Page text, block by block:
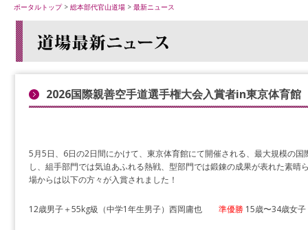
ポータルトップ> 総本部代官山道場 > 最新ニュース
2026国際親善空手道選手権大会入賞者in東京体育館
5月5日、6日の2日間にかけて、東京体育館にて開催される、最大規模の
し、組手部門では気迫あふれる熱戦、型部門では鍛錬の成果が表れた素晴
場からは以下の方々が入賞されました！
12歳男子＋55kg級（中学1年生男子）西岡庸也 準優勝15歳〜34歳女子